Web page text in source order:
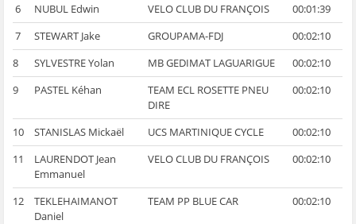
6
NUBUL Edwin VELO CLUB DU FRANÇOIS
00:01:39
7
STEWART Jake GROUPAMA-FDJ
00:02:10
8
SYLVESTRE Yolan MB GEDIMAT LAGUARIGUE
00:02:10
9
PASTEL Kéhan
TEAM ECL ROSETTE PNEU
DIRE
00:02:10
10 STANISLAS Mickaël UCS MARTINIQUE CYCLE
00:02:10
11
LAURENDOT Jean
Emmanuel
VELO CLUB DU FRANÇOIS 00:02:10
12
TEKLEHAIMANOT
Daniel
TEAM PP BLUE CAR 00:02:10